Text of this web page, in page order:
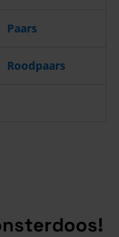
Paars
Roodpaars